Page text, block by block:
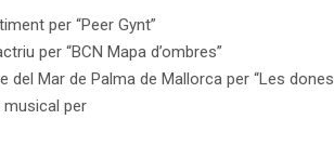
per “Peer Gynt”
per “BCN Mapa d’ombres”
del Mar de Palma de Mallorca per “Les
musical per